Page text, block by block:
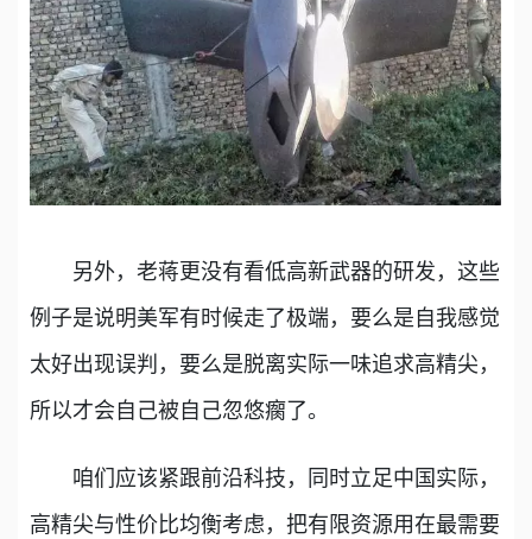
另外，老蒋更没有看低高新武器的研发，这些
例子是说明美军有时候走了极端，要么是自我感觉
太好出现误判，要么是脱离实际一味追求高精尖，
所以才会自己被自己忽悠瘸了。
咱们应该紧跟前沿科技，同时立足中国实际，
高精尖与性价比均衡考虑，把有限资源用在最需要